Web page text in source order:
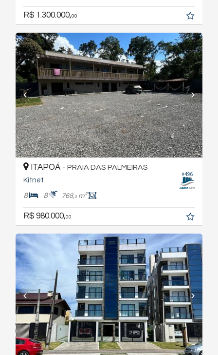
R$ 1.300.000,00
#496
ITAPOÁ - PRAIA DAS PALMEIRAS
Kitnet
8 8 768,0m²
R$ 980.000,00